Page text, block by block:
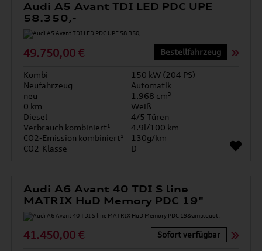
Audi A5 Avant TDI LED PDC UPE
58.350,-
49.750,00 € Bestellfahrzeug
Kombi
150 kW (204 PS)
Neufahrzeug
Automatik
neu
1.968 cm³
0 km
Weiß
Diesel
4/5 Türen
Verbrauch kombiniert¹
4.9l/100 km
CO2-Emission kombiniert¹
130g/km
CO2-Klasse
D
Audi A6 Avant 40 TDI S line
MATRIX HuD Memory PDC 19"
41.450,00 € Sofort verfügbar